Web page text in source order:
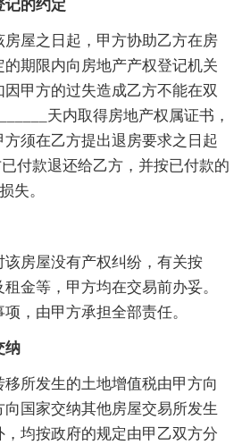
记的约定
房屋之日起，甲方协助乙方在房
期限内向房地产产权登记机关
甲方的过失造成乙方不能在双
天内取得房地产权属证书，
须在乙方提出退房要求之日起
已付款退还给乙方，并按已付款的
失。
该房屋没有产权纠纷，有关按
金等，甲方均在交易前办妥。
，由甲方承担全部责任。
纳
移所发生的土地增值税由甲方向
国家交纳其他房屋交易所发生
均按政府的规定由甲乙双方分